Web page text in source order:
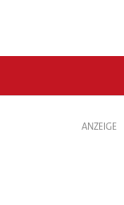
ANZEIGE